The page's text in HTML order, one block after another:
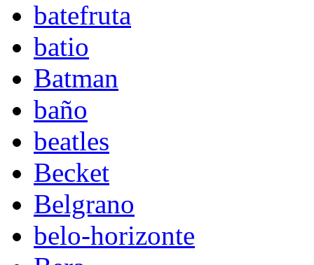
batefruta
batio
Batman
baño
beatles
Becket
Belgrano
belo-horizonte